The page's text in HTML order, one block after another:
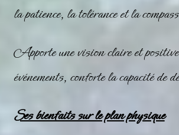
la patience, la tolérance et la
Apporte une vision claire et
événements, conforte la capacité de
Ses bienfaits sur le plan physique